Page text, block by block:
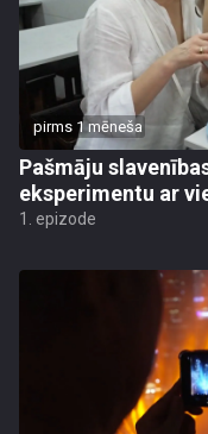
pirms 1 mēneša
Pašmāju
eksperimentu ar
1. epizode